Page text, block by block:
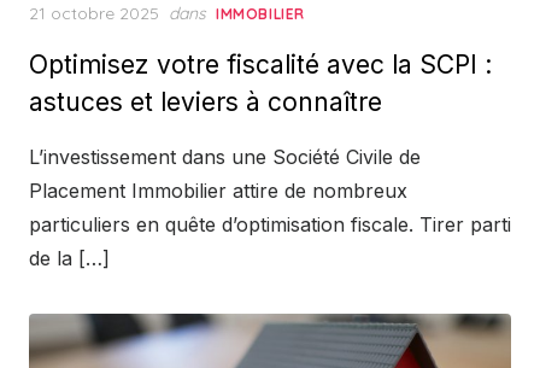
Posted
21 octobre 2025 dans IMMOBILIER
Optimisez votre fiscalité avec la SCPI :
astuces et leviers à connaître
L’investissement dans une Société Civile de
Placement Immobilier attire de nombreux
particuliers en quête d’optimisation fiscale. Tirer parti
de la […]